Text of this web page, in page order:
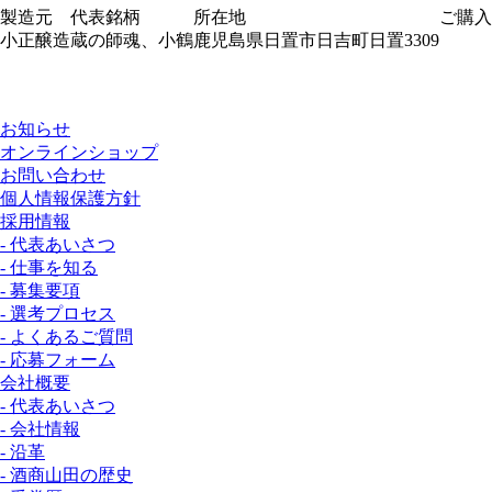
製造元 代表銘柄 所在地
ご購
小正醸造蔵の師魂、小鶴鹿児島県日置市日吉町日置3309
お知らせ
オンラインショップ
お問い合わせ
個人情報保護方針
採用情報
- 代表あいさつ
- 仕事を知る
- 募集要項
- 選考プロセス
- よくあるご質問
- 応募フォーム
会社概要
- 代表あいさつ
- 会社情報
- 沿革
- 酒商山田の歴史